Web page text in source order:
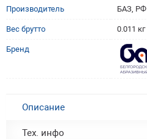
Производитель БАЗ, РФ
Вес брутто 0.011 кг
Бренд
Описание
Тех. инфо